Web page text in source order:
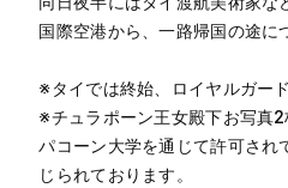
国際空港から、一路帰国の途に
※タイでは終始、ロイヤルガー
※チュラポーン王女殿下お写真
パコーン大学を通じて許可され
じられております。